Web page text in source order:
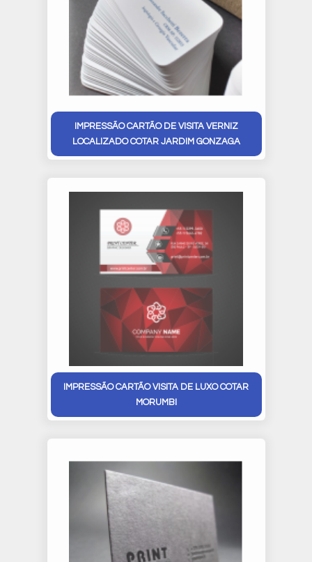
IMPRESSÃO CARTÃO DE VISITA VERNIZ
LOCALIZADO COTAR JARDIM GONZAGA
IMPRESSÃO CARTÃO VISITA DE LUXO COTAR
MORUMBI